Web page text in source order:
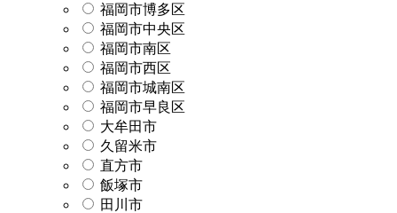
福岡市博多区
福岡市中央区
福岡市南区
福岡市西区
福岡市城南区
福岡市早良区
大牟田市
久留米市
直方市
飯塚市
田川市